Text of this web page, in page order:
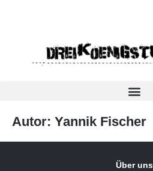
Autor: Yannik Fischer
Über uns